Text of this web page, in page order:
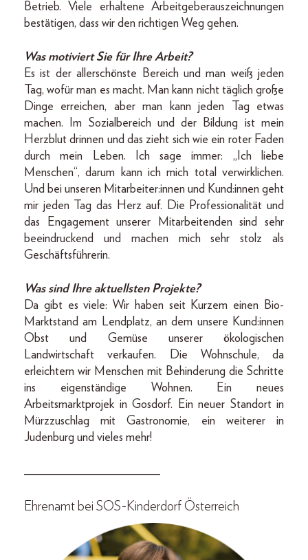
Betrieb. Viele erhaltene Arbeitgeberauszeichnungen
bestätigen, dass wir den richtigen Weg gehen.
Was motiviert Sie für Ihre Arbeit?
Es ist der allerschönste Bereich und man weiß jeden
Tag, wofür man es macht. Man kann nicht täglich große
Dinge erreichen, aber man kann jeden Tag etwas
machen. Im Sozialbereich und der Bildung ist mein
Herzblut drinnen und das zieht sich wie ein roter Faden
durch mein Leben. Ich sage immer: „Ich liebe
Menschen“, darum kann ich mich total verwirklichen.
Und bei unseren Mitarbeiter:innen und Kund:innen geht
mir jeden Tag das Herz auf. Die Professionalität und
das Engagement unserer Mitarbeitenden sind sehr
beeindruckend und machen mich sehr stolz als
Geschäftsführerin.
Was sind Ihre aktuellsten Projekte?
Da gibt es viele: Wir haben seit Kurzem einen Bio-
Marktstand am Lendplatz, an dem unsere Kund:innen
Obst und Gemüse unserer ökologischen
Landwirtschaft verkaufen. Die Wohnschule, da
erleichtern wir Menschen mit Behinderung die Schritte
ins eigenständige Wohnen. Ein neues
Arbeitsmarktprojek in Gosdorf. Ein neuer Standort in
Mürzzuschlag mit Gastronomie, ein weiterer in
Judenburg und vieles mehr!
______________________
Ehrenamt bei SOS-Kinderdorf Österreich